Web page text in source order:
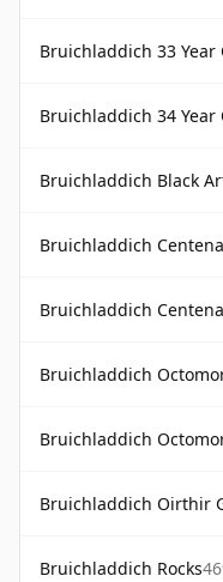
Bruichladdich 33 Year
Bruichladdich 34 Year
Bruichladdich Black
Bruichladdich
Bruichladdich
Bruichladdich
Bruichladdich
Bruichladdich Oirthir
Bruichladdich Rocks